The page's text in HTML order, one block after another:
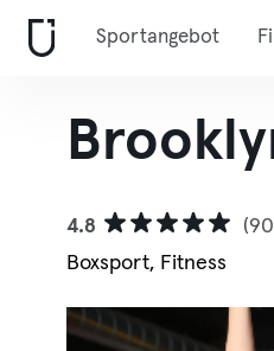
Sportangebot
4.8
Boxsport, Fitness